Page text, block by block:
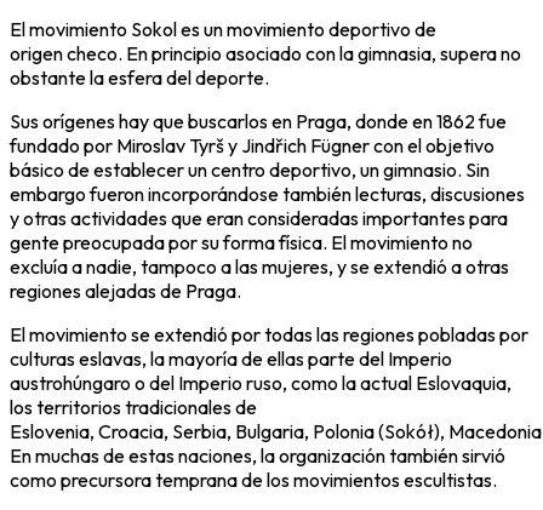
El movimiento Sokol es un movimiento deportivo de
origen checo. En principio asociado con la gimnasia, supera no
obstante la esfera del deporte.
Sus orígenes hay que buscarlos en Praga, donde en 1862 fue
fundado por Miroslav Tyrš y Jindřich Fügner con el objetivo
básico de establecer un centro deportivo, un gimnasio. Sin
embargo fueron incorporándose también lecturas, discusiones
y otras actividades que eran consideradas importantes para
gente preocupada por su forma física. El movimiento no
excluía a nadie, tampoco a las mujeres, y se extendió a otras
regiones alejadas de Praga.
El movimiento se extendió por todas las regiones pobladas por
culturas eslavas, la mayoría de ellas parte del Imperio
austrohúngaro o del Imperio ruso, como la actual Eslovaquia,
los territorios tradicionales de
Eslovenia, Croacia, Serbia, Bulgaria, Polonia (Sokół),
En muchas de estas naciones, la organización también sirvió
como precursora temprana de los movimientos escultistas.